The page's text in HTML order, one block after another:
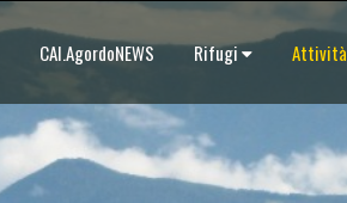
CAI.AgordoNEWS Rifugi Attività